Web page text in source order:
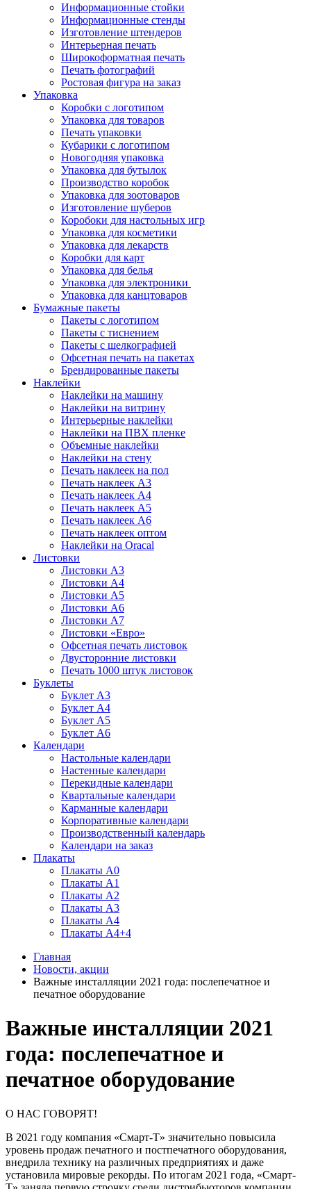
Информационные стойки
Информационные стенды
Изготовление штендеров
Интерьерная печать
Широкоформатная печать
Печать фотографий
Ростовая фигура на заказ
Упаковка
Коробки с логотипом
Упаковка для товаров
Печать упаковки
Кубарики с логотипом
Новогодняя упаковка
Упаковка для бутылок
Производство коробок
Упаковка для зоотоваров
Изготовление шуберов
Коробоки для настольных игр
Упаковка для косметики
Упаковка для лекарств
Коробки для карт
Упаковка для белья
Упаковка для электроники
Упаковка для канцтоваров
Бумажные пакеты
Пакеты с логотипом
Пакеты с тиснением
Пакеты с шелкографией
Офсетная печать на пакетах
Брендированные пакеты
Наклейки
Наклейки на машину
Наклейки на витрину
Интерьерные наклейки
Наклейки на ПВХ пленке
Объемные наклейки
Наклейки на стену
Печать наклеек на пол
Печать наклеек А3
Печать наклеек А4
Печать наклеек А5
Печать наклеек А6
Печать наклеек оптом
Наклейки на Oracal
Листовки
Листовки А3
Листовки А4
Листовки А5
Листовки А6
Листовки А7
Листовки «Евро»
Офсетная печать листовок
Двусторонние листовки
Печать 1000 штук листовок
Буклеты
Буклет А3
Буклет А4
Буклет А5
Буклет А6
Календари
Настольные календари
Настенные календари
Перекидные календари
Квартальные календари
Карманные календари
Корпоративные календари
Производственный календарь
Календари на заказ
Плакаты
Плакаты А0
Плакаты А1
Плакаты А2
Плакаты А3
Плакаты А4
Плакаты А4+4
Главная
Новости, акции
Важные инсталляции 2021 года: послепечатное и
печатное оборудование
Важные инсталляции 2021
года: послепечатное и
печатное оборудование
О НАС ГОВОРЯТ!
В 2021 году компания «Смарт-Т» значительно повысила
уровень продаж печатного и постпечатного оборудования,
внедрила технику на различных предприятиях и даже
установила мировые рекорды. По итогам 2021 года, «Смарт-